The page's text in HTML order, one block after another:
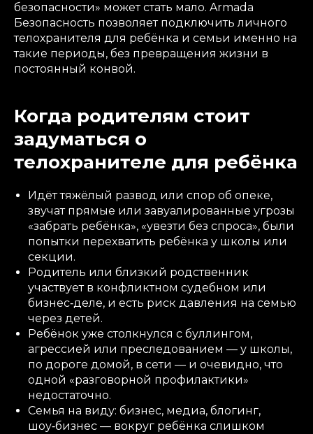
безопасности» может стать мало. Armada
Безопасность позволяет подключить личного
телохранителя для ребёнка и семьи именно на
такие периоды, без превращения жизни в
постоянный конвой.
Когда родителям стоит
задуматься о
телохранителе для ребёнка
Идёт тяжёлый развод или спор об опеке,
звучат прямые или завуалированные угрозы
«забрать ребёнка», «увезти без спроса», были
попытки перехватить ребёнка у школы или
секции.
Родитель или близкий родственник
участвует в конфликтном судебном или
бизнес‑деле, и есть риск давления на семью
через детей.
Ребёнок уже столкнулся с буллингом,
агрессией или преследованием — у школы,
по дороге домой, в сети — и очевидно, что
одной «разговорной профилактики»
недостаточно.
Семья на виду: бизнес, медиа, блогинг,
шоу‑бизнес — вокруг ребёнка слишком